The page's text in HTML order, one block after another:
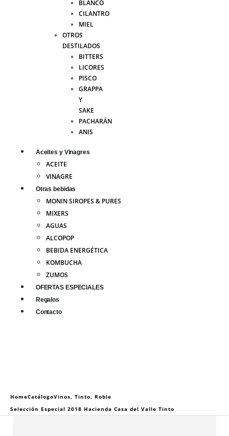
BLANCO
CILANTRO
MIEL
OTROS
DESTILADOS
BITTERS
LICORES
PISCO
GRAPPA
Y
SAKE
PACHARÁN
ANIS
Aceites y Vinagres
ACEITE
VINAGRE
Otras bebidas
MONIN SIROPES & PURES
MIXERS
AGUAS
ALCOPOP
BEBIDA ENERGÉTICA
KOMBUCHA
ZUMOS
OFERTAS ESPECIALES
Regalos
Contacto
HomeCatálogoVinos, Tinto, Roble
Selección Especial 2018 Hacienda Casa del Valle Tinto